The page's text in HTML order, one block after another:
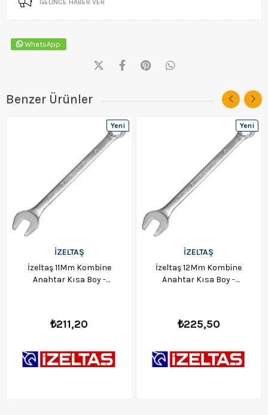
GELINCE HABER VER
WhatsApp
Benzer Ürünler
İZELTAŞ
İzeltaş 11Mm Kombine
Anahtar Kısa Boy -
₺211,20
Yeni
Ürün
İZELTAŞ
İzeltaş 12Mm Kombine
Anahtar Kısa Boy -
₺225,50
Yeni
Ürün